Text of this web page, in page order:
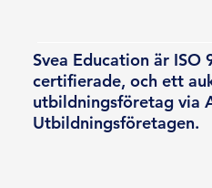
Svea Education är ISO
certifierade, och ett
utbildningsföretag via
Utbildningsföretagen.